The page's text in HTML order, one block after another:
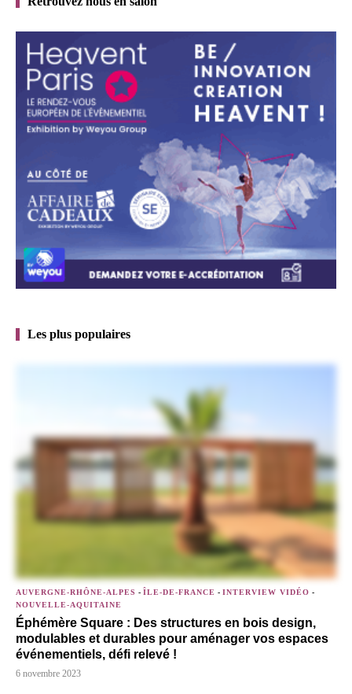
Les plus populaires
AUVERGNE-RHÔNE-ALPES - ÎLE-DE-FRANCE - INTERVIEW VIDÉO -
NOUVELLE-AQUITAINE
Éphémère Square : Des structures en bois design,
modulables et durables pour aménager vos espaces
événementiels, défi relevé !
6 novembre 2023